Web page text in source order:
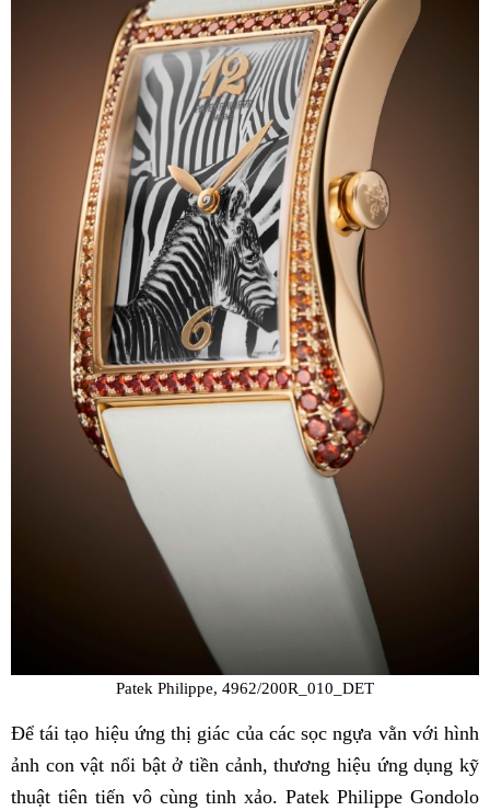
Patek Philippe, 4962/200R_010_DET
Để tái tạo hiệu ứng thị giác của các sọc ngựa vằn với hình
ảnh con vật nổi bật ở tiền cảnh, thương hiệu ứng dụng kỹ
thuật tiên tiến vô cùng tinh xảo. Patek Philippe Gondolo